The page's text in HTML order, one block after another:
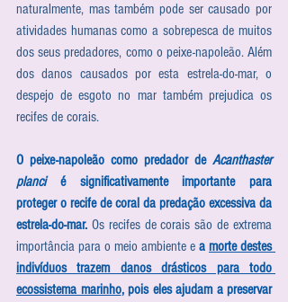
naturalmente, mas também pode ser causado por
atividades humanas como a sobrepesca de muitos
dos seus predadores, como o peixe-napoleão. Além
dos danos causados por esta estrela-do-mar, o
despejo de esgoto no mar também prejudica os
recifes de corais.
O peixe-napoleão como predador de Acanthaster
planci é significativamente importante para
proteger o recife de coral da predação excessiva da
estrela-do-mar. Os recifes de corais são de extrema
importância para o meio ambiente e a morte destes
indivíduos trazem danos drásticos para todo
ecossistema marinho, pois eles ajudam a preservar